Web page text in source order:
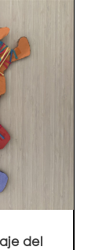
del